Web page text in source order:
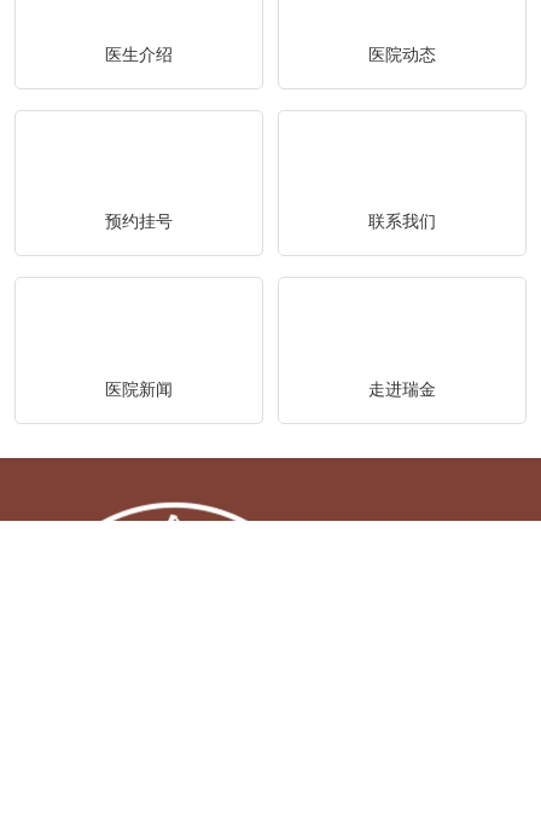
医生介绍 医院动态
预约挂号 联系我们
医院新闻 走进瑞金